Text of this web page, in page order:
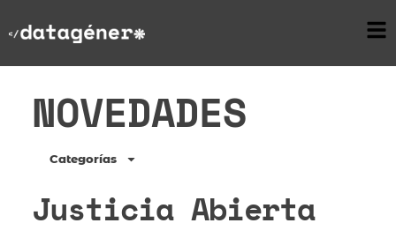
NOVEDADES
Categorías
Justicia Abierta